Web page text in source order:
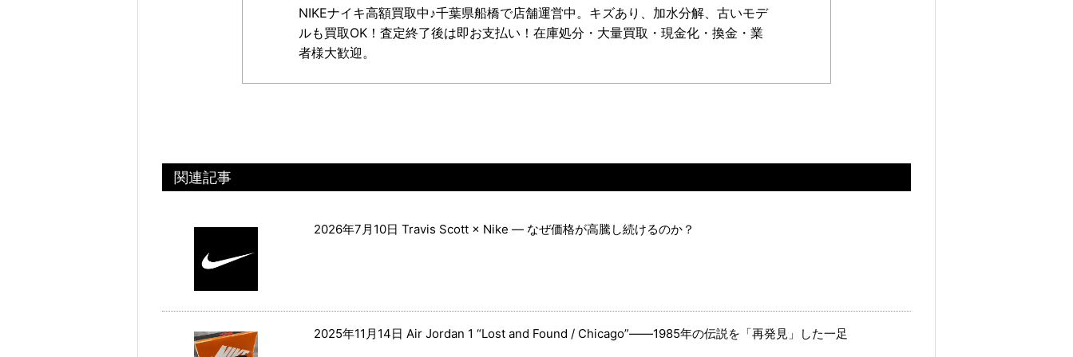
NIKEナイキ高額買取中♪千葉県船橋で店舗運営中。キズあり、加水分解、古いモデ
ルも買取OK！査定終了後は即お支払い！在庫処分・大量買取・現金化・換金・業
者様大歓迎。
関連記事
2026年7月10日 Travis Scott × Nike ― なぜ価格が高騰し続けるのか？
2025年11月14日 Air Jordan 1 “Lost and Found / Chicago”――1985年の伝説を「再発見」した一足